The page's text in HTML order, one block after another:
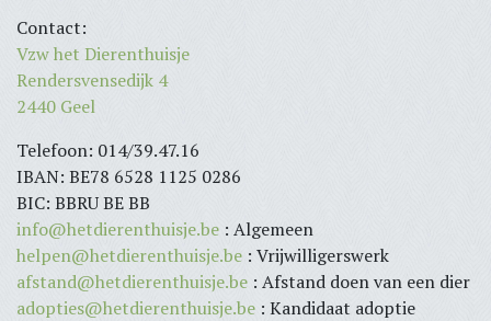
Contact:
Vzw het Dierenthuisje
Rendersvensedijk 4
2440 Geel
Telefoon: 014/39.47.16
IBAN: BE78 6528 1125 0286
BIC: BBRU BE BB
info@hetdierenthuisje.be : Algemeen
helpen@hetdierenthuisje.be : Vrijwilligerswerk
afstand@hetdierenthuisje.be : Afstand doen van een dier
adopties@hetdierenthuisje.be : Kandidaat adoptie